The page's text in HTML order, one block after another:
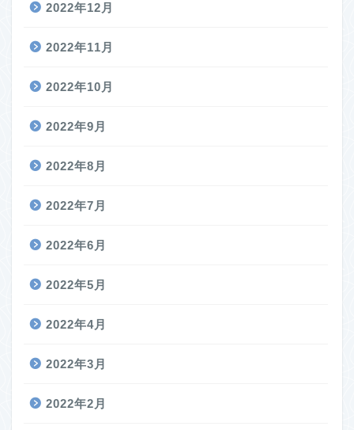
2022年12月
2022年11月
2022年10月
2022年9月
2022年8月
2022年7月
2022年6月
2022年5月
2022年4月
2022年3月
2022年2月